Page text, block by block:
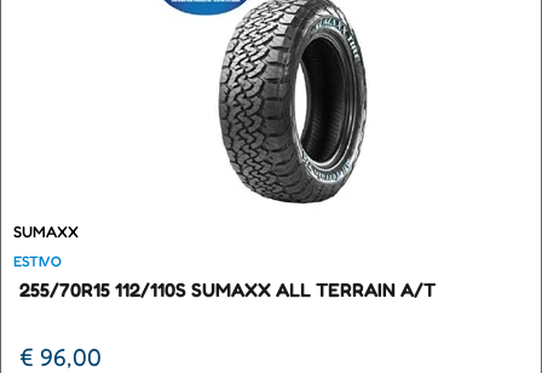
SUMAXX
ESTIVO
255/70R15 112/110S SUMAXX ALL TERRAIN A/T
€ 96,00